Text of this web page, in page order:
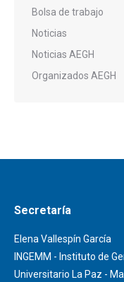
Bolsa de trabajo
Noticias
Noticias AEGH
Organizados AEGH
Secretaría
Elena Vallespín García
INGEMM - Instituto de
Universitario La Paz -